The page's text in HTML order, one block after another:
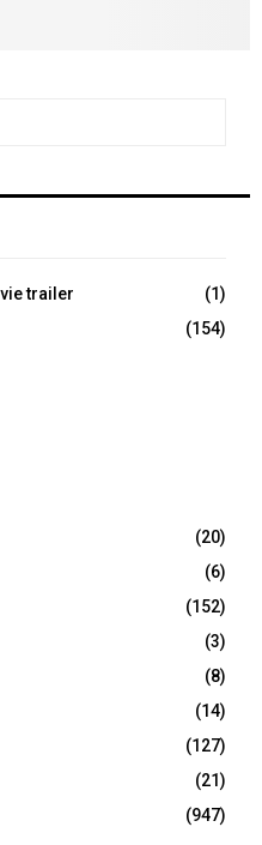
trailer
(1)
(154)
(20)
(6)
(152)
(3)
(8)
(14)
(127)
(21)
(947)